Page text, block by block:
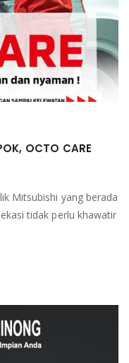
OCTO CARE
Mitsubishi yang berada
tidak perlu khawatir